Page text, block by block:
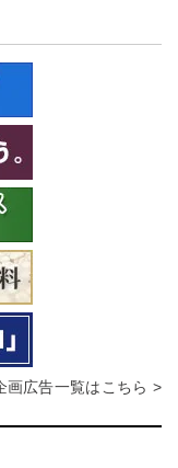
画広告一覧はこちら >